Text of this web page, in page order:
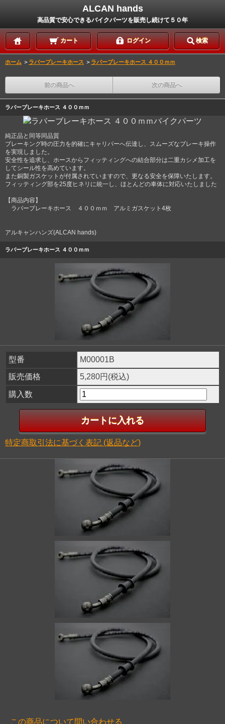
ALCAN hands
高品質で安心できるバイクパーツを販売し続けて５０年
カート ログイン 検索
ホーム ＞ ラバーブレーキホース ＞ ラバーブレーキホース ４００ｍｍ
前の商品へ 次の商品へ
ラバーブレーキホース ４００ｍｍ
純正品と同等同品質
ブレーキング時の圧力を的確にキャリパーへ伝達し、スムーズなブレーキ操作
を実現しました。
安全性を追求し、ホースからフィッティングへの結合部分は二重カシメ加工を
してシール性を高めています。
また銅製ガスケットが付属されていますので、更なる安全を保障いたします。
フィッティング部を25度ヒネリに統一し、ほとんどの車体に対応いたしました
【商品内容】
ラバーブレーキホース ４００ｍｍ アルミガスケット4枚
アルキャンハンズ(ALCAN hands)
ラバーブレーキホース ４００ｍｍ
型番
M00001B
販売価格
5,280円(税込)
購入数
特定商取引法に基づく表記 (返品など)
この商品について問い合わせる